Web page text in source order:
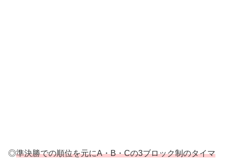
◎準決勝での順位を元にA・B・Cの3ブロック制のタイマ